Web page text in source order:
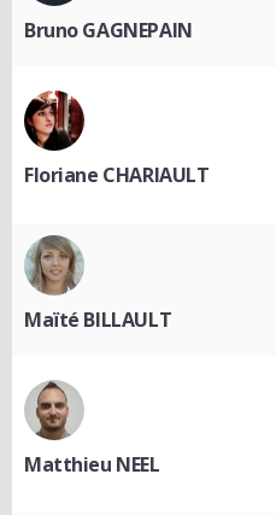
Bruno GAGNEPAIN
Floriane CHARIAULT
Maïté BILLAULT
Matthieu NEEL